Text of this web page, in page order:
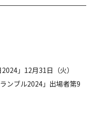
」12月31日（火）
ンブル2024」出場者第9